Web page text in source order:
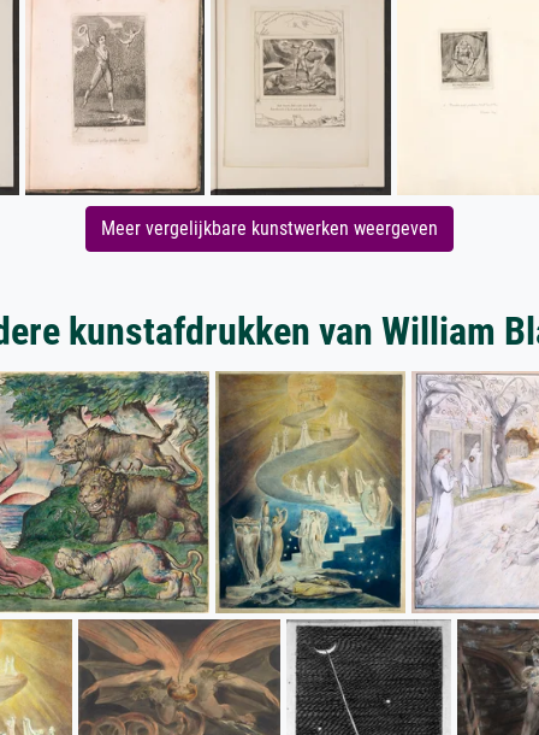
Meer vergelijkbare kunstwerken weergeven
kunstafdrukken van William